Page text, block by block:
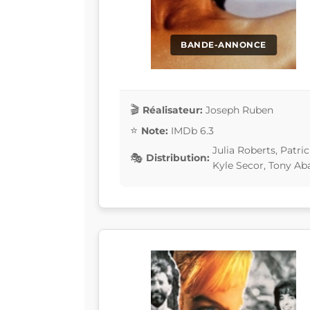
BANDE-ANNONCE
Réalisateur: Joseph Ruben
Note: IMDb 6.3
Distribution:
Julia Roberts,
Kyle Secor, Tony